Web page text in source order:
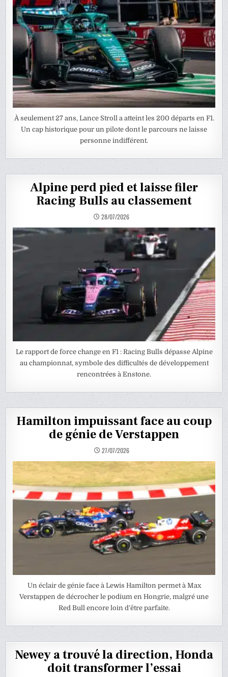
À seulement 27 ans, Lance Stroll a atteint les 200 départs en F1.
Un cap historique pour un pilote dont le parcours ne laisse
personne indifférent.
Alpine perd pied et laisse filer
Racing Bulls au classement
28/07/2026
Le rapport de force change en F1 : Racing Bulls dépasse Alpine
au championnat, symbole des difficultés de développement
rencontrées à Enstone.
Hamilton impuissant face au coup
de génie de Verstappen
27/07/2026
Un éclair de génie face à Lewis Hamilton permet à Max
Verstappen de décrocher le podium en Hongrie, malgré une
Red Bull encore loin d’être parfaite.
Newey a trouvé la direction, Honda
doit transformer l’essai